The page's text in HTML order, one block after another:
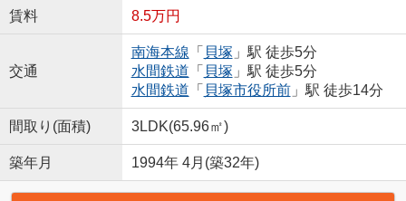
賃料 8.5万円
交通
南海本線 「 貝塚 」駅 徒歩5分
水間鉄道 「 貝塚 」駅 徒歩5分
水間鉄道 「 貝塚市役所前」駅 徒歩14分
間取り(面積) 3LDK(65.96㎡)
築年月 1994年 4月(築32年)